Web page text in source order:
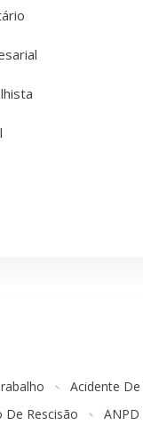
Acidente
Rescisão
ANPD